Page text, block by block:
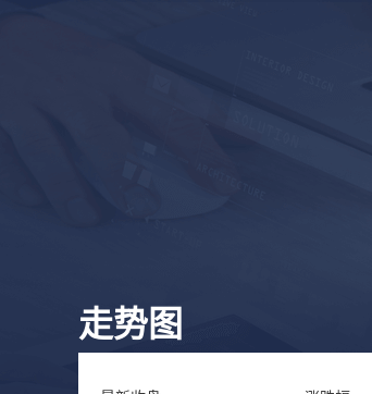
走势图